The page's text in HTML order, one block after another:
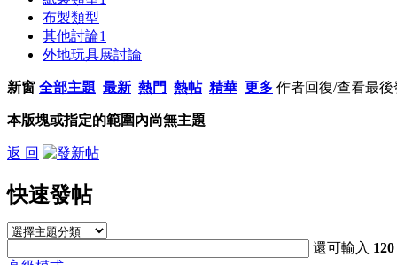
布製類型
其他討論1
外地玩具展討論
新窗 全部主題 最新 熱門 熱帖 精華 更多 作者回復/查看最後
本版塊或指定的範圍內尚無主題
返 回
快速發帖
還可輸入 120